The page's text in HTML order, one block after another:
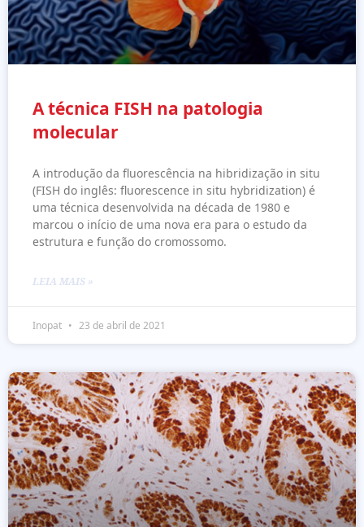
A técnica FISH na patologia
molecular
A introdução da fluorescência na hibridização in situ
(FISH do inglês: fluorescence in situ hybridization) é
uma técnica desenvolvida na década de 1980 e
marcou o início de uma nova era para o estudo da
estrutura e função do cromossomo.
LEIA MAIS »
Inopat 23 de abril de 2021